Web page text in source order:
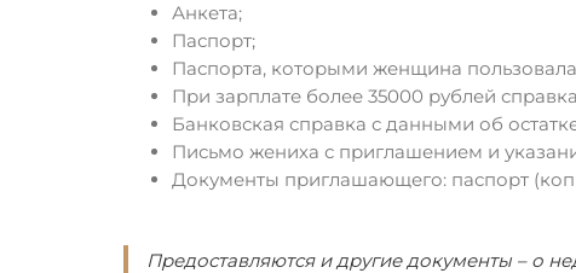
Анкета;
Паспорт;
Паспорта, которыми женщина
При зарплате более 35000 рублей
Банковская справка с данными об
Письмо жениха с приглашением и
Документы приглашающего: паспорт
Предоставляются и другие документы – о